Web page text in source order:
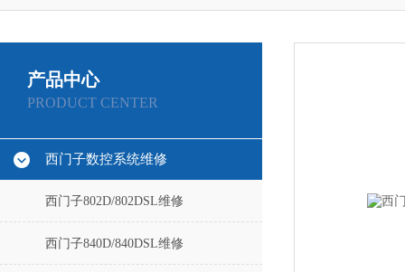
产品中心
PRODUCT CENTER
西门子数控系统维修
西门子802D/802DSL维修
西门子840D/840DSL维修